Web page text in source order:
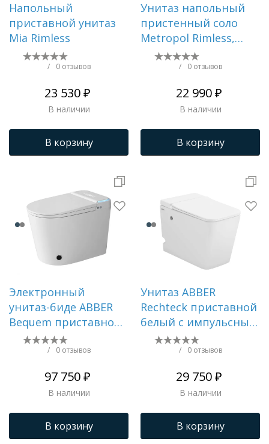
Напольный
приставной унитаз
Mia Rimless
/ 0 отзывов
23 530 ₽
В наличии
В корзину
Унитаз напольный
пристенный соло
Metropol Rimless,
глубокий смыв,
горизонтальный
/ 0 отзывов
22 990 ₽
В наличии
В корзину
Электронный
унитаз-биде ABBER
Bequem приставной
белый AC1117S
/ 0 отзывов
97 750 ₽
В наличии
В корзину
Унитаз ABBER
Rechteck приставной
белый с импульсным
смывом AC1213P
/ 0 отзывов
29 750 ₽
В наличии
В корзину